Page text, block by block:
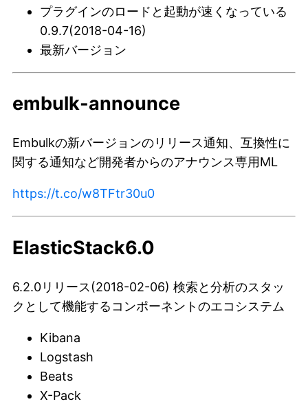
プラグインのロードと起動が速くなっている
0.9.7(2018-04-16)
最新バージョン
embulk-announce
Embulkの新バージョンのリリース通知、互換性に
関する通知など開発者からのアナウンス専用ML
https://t.co/w8TFtr30u0
ElasticStack6.0
6.2.0リリース(2018-02-06) 検索と分析のスタッ
クとして機能するコンポーネントのエコシステム
Kibana
Logstash
Beats
X-Pack